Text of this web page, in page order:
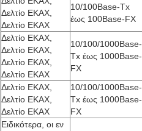
Δελτίο ΕΚΑΧ,
Δελτίο ΕΚΑΧ
10/100Base-Tx
έως 100Base-FX
Δελτίο ΕΚΑΧ,
Δελτίο ΕΚΑΧ,
Δελτίο ΕΚΑΧ,
Δελτίο ΕΚΑΧ
10/100/1000Base-
Tx έως 1000Base-
FX
Δελτίο ΕΚΑΧ,
Δελτίο ΕΚΑΧ,
Δελτίο ΕΚΑΧ
10/100/1000Base-
Tx έως 1000Base-
FX
Ειδικότερα, οι εν